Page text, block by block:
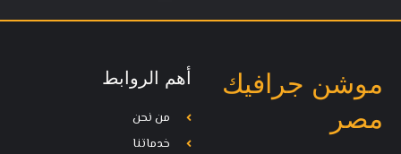
موشن جرافيك
مصر
أهم الروابط
من نحن
خدماتنا